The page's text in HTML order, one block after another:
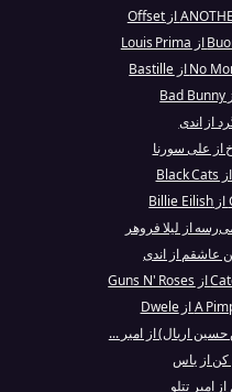
از اندی
از علی سورنا
از لیلا فروهر
عاشقم از اندی
اریال) از امیر ...
کن از یاس
امیر تتلو